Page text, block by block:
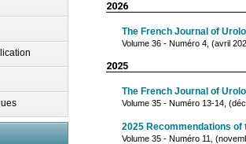
2026
The French Journal of
Volume 36 - Numéro 4, (avril
2025
The French Journal of
Volume 35 - Numéro 13-14,
2025 Recommendations of
Volume 35 - Numéro 11,